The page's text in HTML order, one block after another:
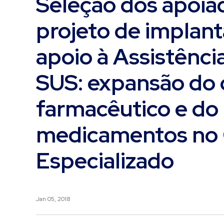
projeto de
apoio à
SUS: expansão
farmacêutico e do
medicamentos
Especializado
Jan 05, 2018